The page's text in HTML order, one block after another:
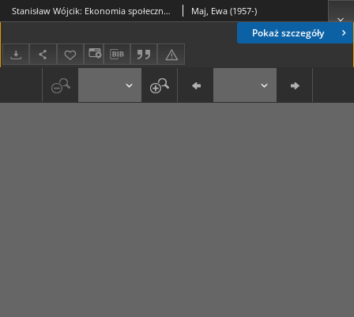
Pokaż szczegóły
Stanisław Wójcik: Ekonomia społeczna według koncepcji Stanisława Grabskiego, Lublin 1995, Wydawnictwo UMCS, s. 319 [recenzja] Maj, Ewa (1957-)